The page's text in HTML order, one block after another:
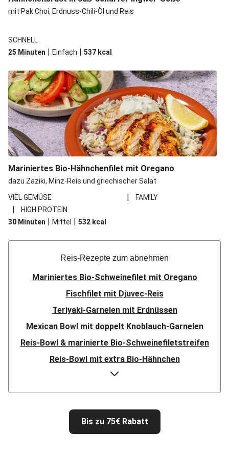
mit Pak Choi, Erdnuss-Chili-Öl und Reis
SCHNELL
25 Minuten | Einfach | 537 kcal
Mariniertes Bio-Hähnchenfilet mit Oregano
dazu Zaziki, Minz-Reis und griechischer Salat
VIEL GEMÜSE
| FAMILY
|
HIGH PROTEIN
30 Minuten | Mittel | 532 kcal
Reis-Rezepte zum abnehmen
Mariniertes Bio-Schweinefilet mit Oregano
Fischfilet mit Djuvec-Reis
Teriyaki-Garnelen mit Erdnüssen
Mexican Bowl mit doppelt Knoblauch-Garnelen
Reis-Bowl & marinierte Bio-Schweinefiletstreifen
Reis-Bowl mit extra Bio-Hähnchen
Teriyaki-Garnelen mit Erdnüssen
Mexican Bowl mit Knoblauch-Fischfilet
Fischfilet mit Djuvec-Reis
Mariniertes Bio-Schweinefilet mit Oregano
Bis zu 75€ Rabatt